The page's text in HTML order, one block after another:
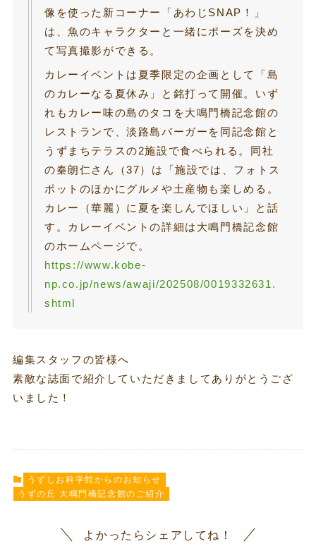
像を使った新コーナー「あわじSNAP！」
は、魚のキャラクターと一緒にポーズを決め
て写真撮影ができる。
カレーイベントは夏季限定の企画として「島
のカレーなる夏休み」と銘打って開催。いず
れもカレー味の島のタコを大鳴門橋記念館の
レストランで、淡路島バーガーを同記念館と
うずまちテラスの2施設で食べられる。同社
の秦朗仁さん（37）は「施設では、フォトス
ポットのほかにグルメや土産物も楽しめる。
カレー（華麗）に夏を楽しんでほしい」と話
す。カレーイベントの詳細は大鳴門橋記念館
のホームページで。
https://www.kobe-
np.co.jp/news/awaji/202508/0019332631.
shtml
編集スタッフの皆様へ
素敵な誌面で紹介していただきましてありがとうござ
いました！
うずしお科学館からのお知らせ
うずの丘 大鳴門橋記念館のご紹介
よかったらシェアしてね！